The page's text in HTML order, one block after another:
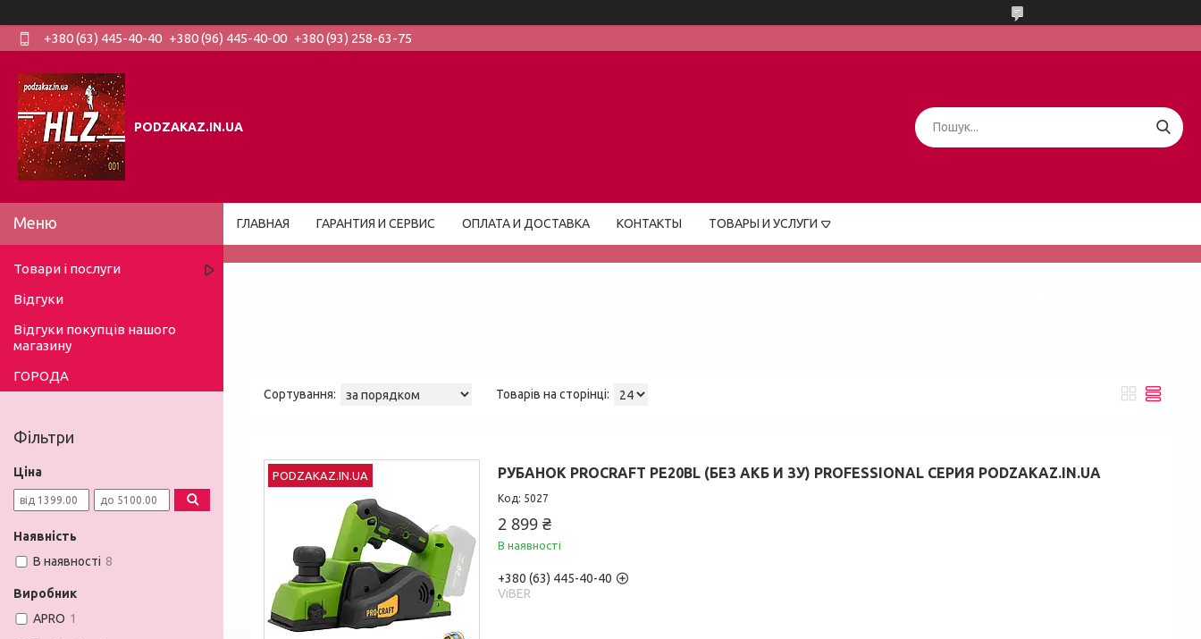
+380 (63) 445-40-40 +380 (96) 445-40-00 +380 (93) 258-63-75
PODZAKAZ.IN.UA
ГЛАВНАЯ ГАРАНТИЯ И СЕРВИС ОПЛАТА И ДОСТАВКА КОНТАКТЫ ТОВАРЫ И УСЛУГИ
PODZAKAZ.IN.UA РУБАНОК PROCRAFT PE20BL (БЕЗ АКБ И ЗУ) PROFESSIONAL СЕРИЯ PODZAKAZ.IN.UA
5027
2 899 ₴
В наявності
+380 (63) 445-40-40
ViBER
Товари і послуги
Відгуки
Відгуки покупців нашого
магазину
ГОРОДА
Фільтри
Ціна
Наявність
В наявності 8
Виробник
APRO 1